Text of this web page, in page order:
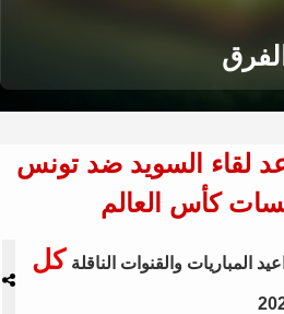
2026 موعد لقاء السويد ضد تونس
كأس العالم
المباريات والقنوات الناقلة كل